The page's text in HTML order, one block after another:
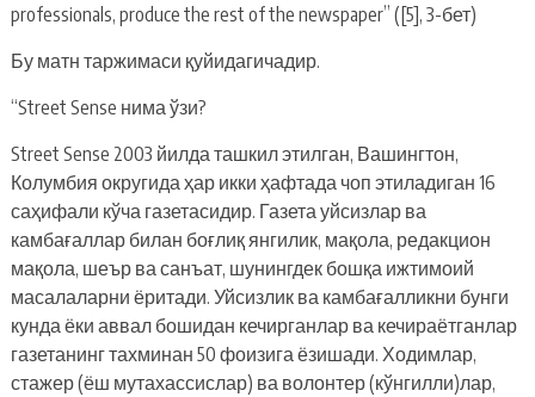
professionals, produce the rest of the newspaper” ([5], 3-бет)
Бу матн таржимаси қуйидагичадир.
“Street Sense нима ўзи?
Street Sense 2003 йилда ташкил этилган, Вашингтон,
Колумбия округида ҳар икки ҳафтада чоп этиладиган 16
саҳифали кўча газетасидир. Газета уйсизлар ва
камбағаллар билан боғлиқ янгилик, мақола, редакцион
мақола, шеър ва санъат, шунингдек бошқа ижтимоий
масалаларни ёритади. Уйсизлик ва камбағалликни бунги
кунда ёки аввал бошидан кечирганлар ва кечираётганлар
газетанинг тахминан 50 фоизига ёзишади. Ходимлар,
стажер (ёш мутахассислар) ва волонтер (кўнгилли)лар,